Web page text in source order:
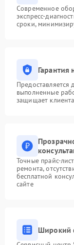
Современное
экспресс-
сроки,
Гарантия
Предоставляется
выполненные
защищает
Точные прайс-
ремонта,
бесплатной
сайте
Широкий